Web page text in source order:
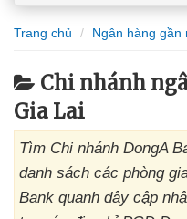
Trang chủ Ngân hàng gần
Chi nhánh
Gia Lai
Tìm Chi nhánh DongA
danh sách các phòng
Bank quanh đây cập